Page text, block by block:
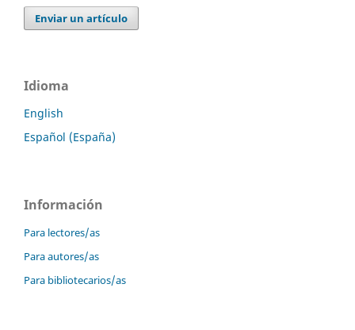
Enviar un artículo
Idioma
English
Español (España)
Información
Para lectores/as
Para autores/as
Para bibliotecarios/as